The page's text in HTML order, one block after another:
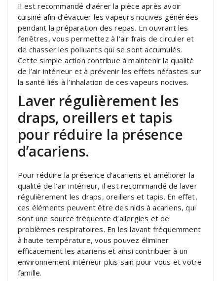
Il est recommandé d’aérer la pièce après avoir
cuisiné afin d’évacuer les vapeurs nocives générées
pendant la préparation des repas. En ouvrant les
fenêtres, vous permettez à l’air frais de circuler et
de chasser les polluants qui se sont accumulés.
Cette simple action contribue à maintenir la qualité
de l’air intérieur et à prévenir les effets néfastes sur
la santé liés à l’inhalation de ces vapeurs nocives.
Laver régulièrement les
draps, oreillers et tapis
pour réduire la présence
d’acariens.
Pour réduire la présence d’acariens et améliorer la
qualité de l’air intérieur, il est recommandé de laver
régulièrement les draps, oreillers et tapis. En effet,
ces éléments peuvent être des nids à acariens, qui
sont une source fréquente d’allergies et de
problèmes respiratoires. En les lavant fréquemment
à haute température, vous pouvez éliminer
efficacement les acariens et ainsi contribuer à un
environnement intérieur plus sain pour vous et votre
famille.